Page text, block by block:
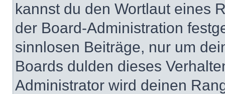
kannst du den Wortlaut eines
der Board-Administration
sinnlosen Beiträge, nur um
Boards dulden dieses
Administrator wird deinen